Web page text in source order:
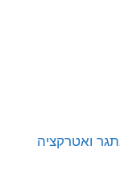
ואטרקציה